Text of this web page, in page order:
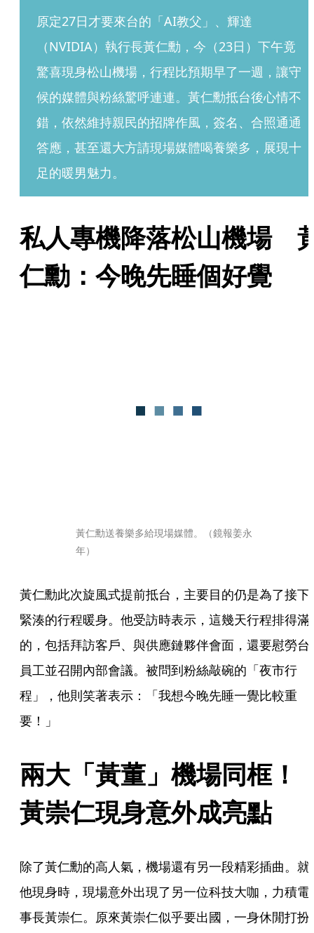
原定27日才要來台的「AI教父」、輝達
（NVIDIA）執行長黃仁勳，今（23日）下午竟
驚喜現身松山機場，行程比預期早了一週，讓守
候的媒體與粉絲驚呼連連。黃仁勳抵台後心情不
錯，依然維持親民的招牌作風，簽名、合照通通
答應，甚至還大方請現場媒體喝養樂多，展現十
足的暖男魅力。
私人專機降落松山機場　
仁勳：今晚先睡個好覺
黃仁勳送養樂多給現場媒體。（鏡報姜永
年）
黃仁勳此次旋風式提前抵台，主要目的仍是為了接下
緊湊的行程暖身。他受訪時表示，這幾天行程排得滿
的，包括拜訪客戶、與供應鏈夥伴會面，還要慰勞台
員工並召開內部會議。被問到粉絲敲碗的「夜市行
程」，他則笑著表示：「我想今晚先睡一覺比較重
要！」
兩大「黃董」機場同框
黃崇仁現身意外成亮點
除了黃仁勳的高人氣，機場還有另一段精彩插曲。就
他現身時，現場意外出現了另一位科技大咖，力積電
事長黃崇仁。原來黃崇仁似乎要出國，一身休閒打扮